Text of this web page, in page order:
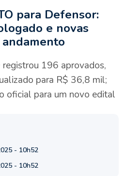
para Defensor:
e novas
registrou 196 aprovados,
para R$ 36,8 mil;
oficial para um novo edital
- 10h52
- 10h52